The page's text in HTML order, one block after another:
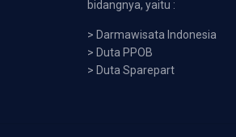
bidangnya, yaitu :
> Darmawisata Indonesia
> Duta PPOB
> Duta Sparepart